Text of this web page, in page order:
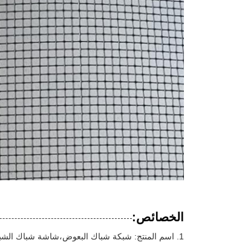
الخصائص:
اسم المنتج: شبكة شباك البعوض،شاشة شباك